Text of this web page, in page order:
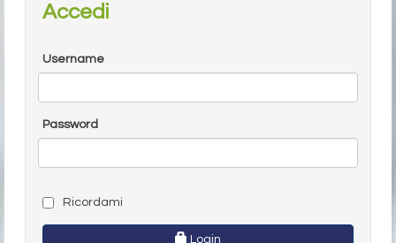
Accedi
Username
Password
Ricordami
Login